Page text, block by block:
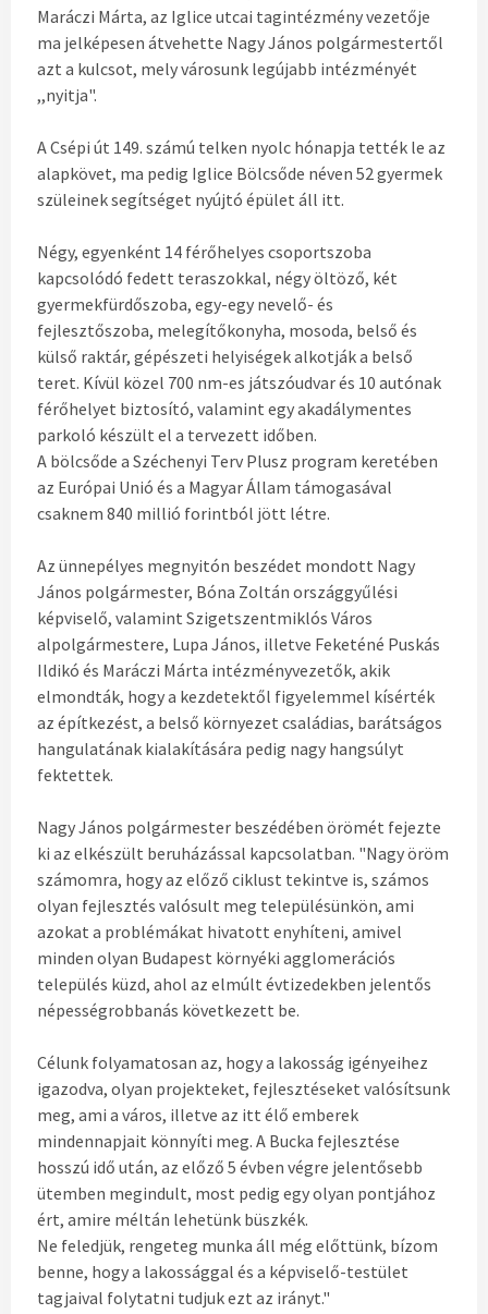
Maráczi Márta, az Iglice utcai tagintézmény vezetője
ma jelképesen átvehette Nagy János polgármestertől
azt a kulcsot, mely városunk legújabb intézményét
,,nyitja".
A Csépi út 149. számú telken nyolc hónapja tették le az
alapkövet, ma pedig Iglice Bölcsőde néven 52 gyermek
szüleinek segítséget nyújtó épület áll itt.
Négy, egyenként 14 férőhelyes csoportszoba
kapcsolódó fedett teraszokkal, négy öltöző, két
gyermekfürdőszoba, egy-egy nevelő- és
fejlesztőszoba, melegítőkonyha, mosoda, belső és
külső raktár, gépészeti helyiségek alkotják a belső
teret. Kívül közel 700 nm-es játszóudvar és 10 autónak
férőhelyet biztosító, valamint egy akadálymentes
parkoló készült el a tervezett időben.
A bölcsőde a Széchenyi Terv Plusz program keretében
az Európai Unió és a Magyar Állam támogasával
csaknem 840 millió forintból jött létre.
Az ünnepélyes megnyitón beszédet mondott Nagy
János polgármester, Bóna Zoltán országgyűlési
képviselő, valamint Szigetszentmiklós Város
alpolgármestere, Lupa János, illetve Feketéné Puskás
Ildikó és Maráczi Márta intézményvezetők, akik
elmondták, hogy a kezdetektől figyelemmel kísérték
az építkezést, a belső környezet családias, barátságos
hangulatának kialakítására pedig nagy hangsúlyt
fektettek.
Nagy János polgármester beszédében örömét fejezte
ki az elkészült beruházással kapcsolatban. "Nagy öröm
számomra, hogy az előző ciklust tekintve is, számos
olyan fejlesztés valósult meg településünkön, ami
azokat a problémákat hivatott enyhíteni, amivel
minden olyan Budapest környéki agglomerációs
település küzd, ahol az elmúlt évtizedekben jelentős
népességrobbanás következett be.
Célunk folyamatosan az, hogy a lakosság igényeihez
igazodva, olyan projekteket, fejlesztéseket valósítsunk
meg, ami a város, illetve az itt élő emberek
mindennapjait könnyíti meg. A Bucka fejlesztése
hosszú idő után, az előző 5 évben végre jelentősebb
ütemben megindult, most pedig egy olyan pontjához
ért, amire méltán lehetünk büszkék.
Ne feledjük, rengeteg munka áll még előttünk, bízom
benne, hogy a lakossággal és a képviselő-testület
tagjaival folytatni tudjuk ezt az irányt."